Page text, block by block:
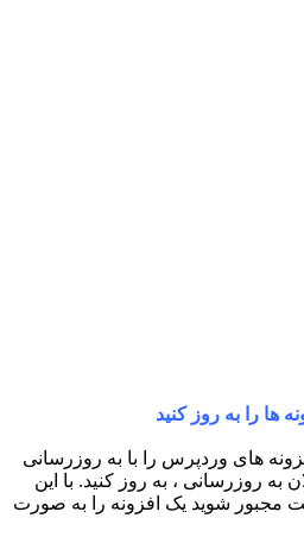
ها را به روز کنید
های وردپرس را با به روزرسانی
به روزرسانی ، به روز کنید. با این
مجبور شوید یک افزونه را به صورت